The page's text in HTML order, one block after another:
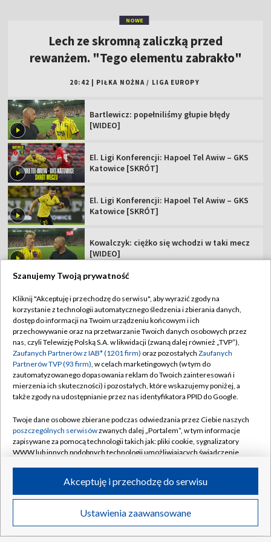
Transmisje Wideo
NOWE
Lech ze skromną zaliczką przed
rewanżem. "Tego elementu zabrakło"
20:42 PIŁKA NOŻNA / LIGA EUROPY
Bartlewicz: popełniliśmy głupie błędy
[WIDEO]
El. Ligi Konferencji: Hapoel Tel Awiw – GKS
Katowice [SKRÓT]
El. Ligi Konferencji: Hapoel Tel Awiw – GKS
Katowice [SKRÓT]
Kowalczyk: ciężko się wchodzi w taki mecz
[WIDEO]
zdobyłem nawet w Ekstraklasie"
Zagrali potencjalni rywale Polaków. Jest
jedna niespodzianka
Abonament TVP
Sklep TVP
Oferta Handlowa
Telegazeta ogłoszenia
Emisja w TVP
Rada Programowa
Regulamin TVP
Polityka prywatności
Biuro reklamy
Kontakt
Kanały
Szanujemy Twoją prywatność
Kliknij "Akceptuję i przechodzę do serwisu", aby wyrazić zgody na
korzystanie z technologii automatycznego śledzenia i zbierania danych,
dostęp do informacji na Twoim urządzeniu końcowym i ich
przechowywanie oraz na przetwarzanie Twoich danych osobowych przez
nas, czyli Telewizję Polską S.A. w likwidacji (zwaną dalej również „TVP”),
Zaufanych Partnerów z IAB* (1201 firm) oraz pozostałych Zaufanych
Partnerów TVP (93 firm), w celach marketingowych (w tym do
zautomatyzowanego dopasowania reklam do Twoich zainteresowań i
mierzenia ich skuteczności) i pozostałych, które wskazujemy poniżej, a
także zgody na udostępnianie przez nas identyfikatora PPID do Google.
Twoje dane osobowe zbierane podczas odwiedzania przez Ciebie naszych
poszczególnych serwisówzwanych dalej „Portalem”, w tym informacje
zapisywane za pomocą technologii takich jak: pliki cookie, sygnalizatory
WWW lub innych podobnych technologii umożliwiających świadczenie
ruchu w Internecie.
Twoje dane osobowe zbierane podczas odwiedzania przez Ciebie
poszczególnych serwisówna Portalu, takie jak adresy IP, identyfikatory
Ustawienia zaawansowane
Akceptuję i przechodzę do serwisu